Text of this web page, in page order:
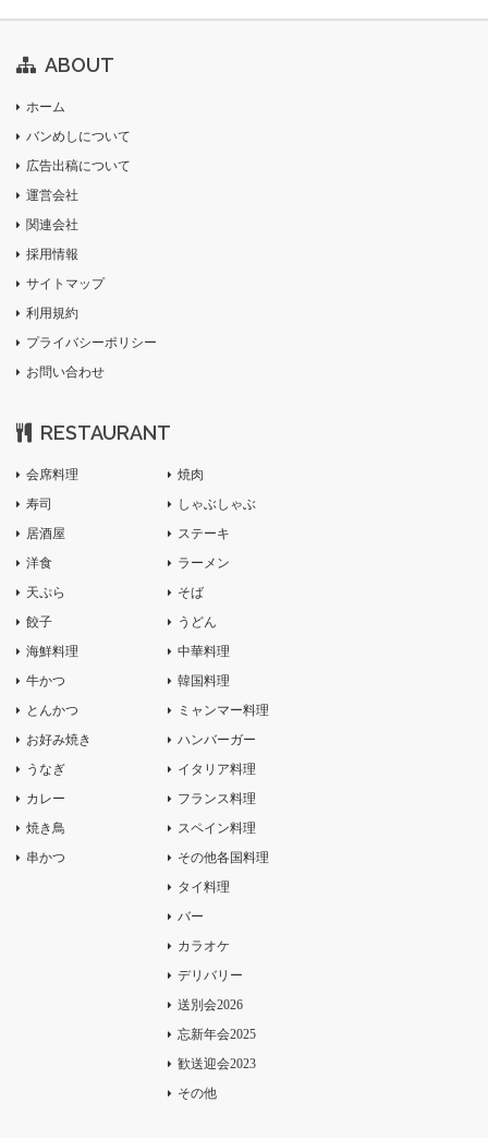
ABOUT
ホーム
バンめしについて
広告出稿について
運営会社
関連会社
採用情報
サイトマップ
利用規約
プライバシーポリシー
お問い合わせ
RESTAURANT
会席料理
寿司
居酒屋
洋食
天ぷら
餃子
海鮮料理
牛かつ
とんかつ
お好み焼き
うなぎ
カレー
焼き鳥
串かつ
焼肉
しゃぶしゃぶ
ステーキ
ラーメン
そば
うどん
中華料理
韓国料理
ミャンマー料理
ハンバーガー
イタリア料理
フランス料理
スペイン料理
その他各国料理
タイ料理
バー
カラオケ
デリバリー
送別会2026
忘新年会2025
歓送迎会2023
その他